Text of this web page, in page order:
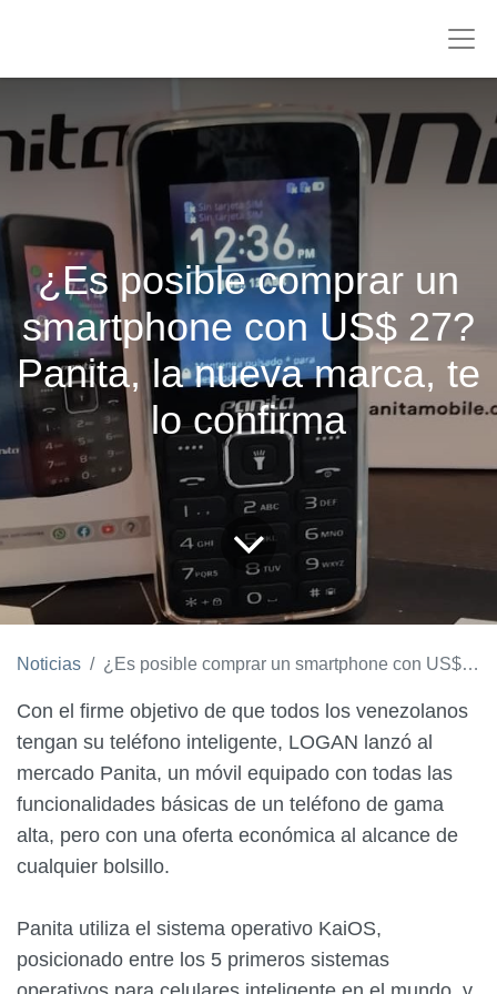
¿Es posible comprar un
smartphone con US$ 27?
Panita, la nueva marca, te
lo confirma
Noticias ¿Es posible comprar un smartphone con US$ 27? Panita, la nueva marca, te lo confirma
Con el firme objetivo de que todos los venezolanos
tengan su teléfono inteligente, LOGAN lanzó al
mercado Panita, un móvil equipado con todas las
funcionalidades básicas de un teléfono de gama
alta, pero con una oferta económica al alcance de
cualquier bolsillo.
Panita utiliza el sistema operativo KaiOS,
posicionado entre los 5 primeros sistemas